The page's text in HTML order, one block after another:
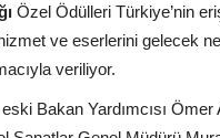
Özel Ödülleri Türkiye’nin
ve eserlerini gelecek
veriliyor.
Bakan Yardımcısı